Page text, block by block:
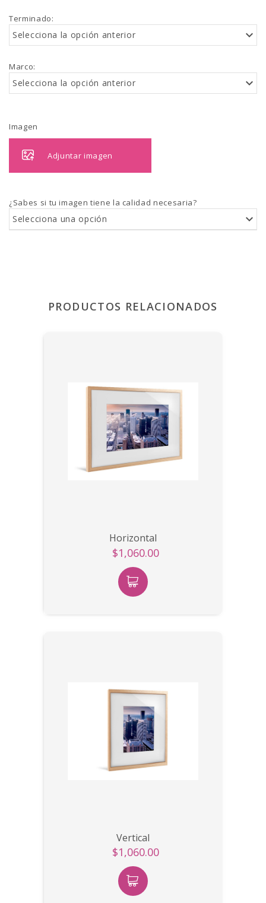
Terminado:
Selecciona la opción anterior
Marco:
Selecciona la opción anterior
Imagen
Adjuntar imagen
¿Sabes si tu imagen tiene la calidad necesaria?
Selecciona una opción
PRODUCTOS RELACIONADOS
Horizontal
$1,060.00
Vertical
$1,060.00